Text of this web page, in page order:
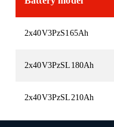
2х40V3PzS165Ah
2х40V3PzSL180Ah
2х40V3PzSL210Ah